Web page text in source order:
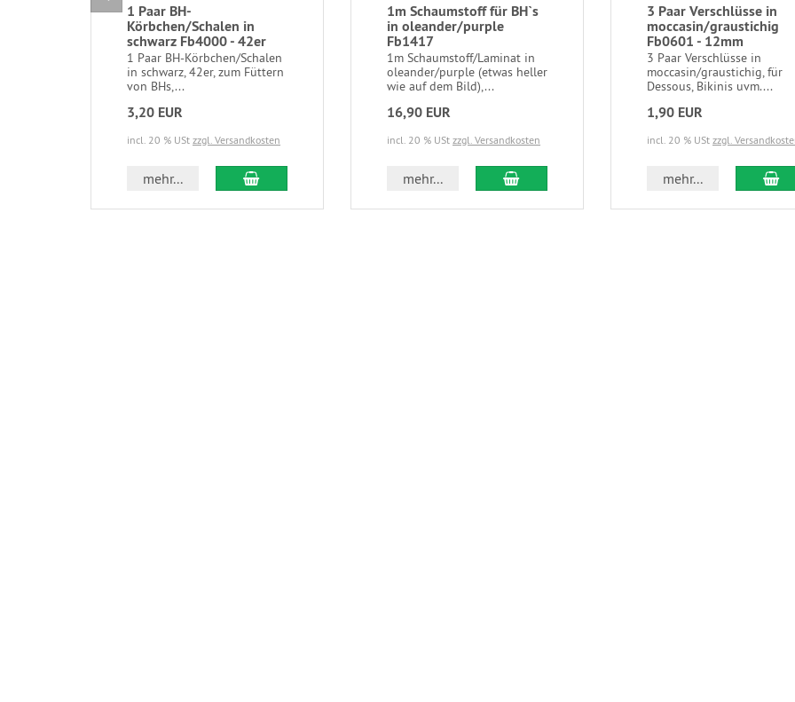
1 Paar BH-
Körbchen/Schalen in
schwarz Fb4000 - 42er
1 Paar BH-Körbchen/Schalen
in schwarz, 42er, zum Füttern
von BHs,...
3,20 EUR
incl. 20 % USt zzgl. Versandkosten
mehr... In den Warenkorb
1m Schaumstoff für BH`s
in oleander/purple
Fb1417
1m Schaumstoff/Laminat in
oleander/purple (etwas heller
wie auf dem Bild),...
16,90 EUR
incl. 20 % USt zzgl. Versandkosten
mehr... In den Warenkorb
3 Paar Verschlüsse in
moccasin/graustichig
Fb0601 - 12mm
3 Paar Verschlüsse in
moccasin/graustichig, für
Dessous, Bikinis uvm....
1,90 EUR
incl. 20 % USt zzgl.
mehr... In